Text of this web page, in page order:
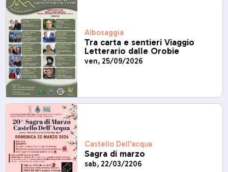
Albosaggia
Tra carta e sentieri Viaggio
Letterario dalle Orobie
ven, 25/09/2026
Castello Dell'acqua
Sagra di marzo
sab, 22/03/2206